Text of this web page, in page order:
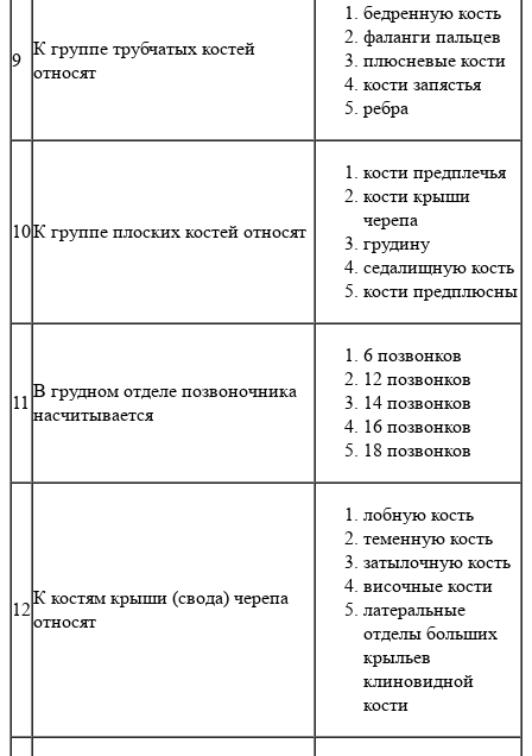
9
К группе трубчатых костей
относят
бедренную кость
фаланги пальцев
плюсневые кости
кости запястья
ребра
10К группе плоских костей относят
кости предплечья
кости крыши
черепа
грудину
седалищную кость
кости предплюсны
11
В грудном отделе позвоночника
насчитывается
6 позвонков
12 позвонков
14 позвонков
16 позвонков
18 позвонков
12
К костям крыши (свода) черепа
относят
лобную кость
теменную кость
затылочную кость
височные кости
латеральные
отделы больших
крыльев
клиновидной
кости